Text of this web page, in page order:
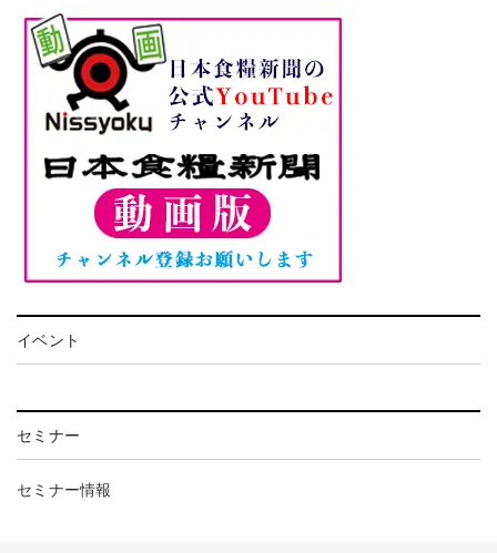
イベント
セミナー
セミナー情報